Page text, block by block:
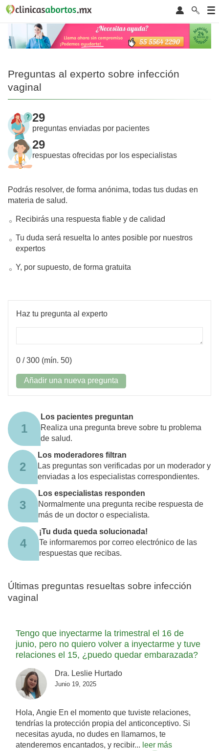
Preguntas al experto sobre infección
vaginal
29
preguntas enviadas por pacientes
29
respuestas ofrecidas por los especialistas
Podrás resolver, de forma anónima, todas tus dudas en
materia de salud.
Recibirás una respuesta fiable y de calidad
Tu duda será resuelta lo antes posible por nuestros
expertos
Y, por supuesto, de forma gratuita
Haz tu pregunta al experto
0 / 300 (mín. 50)
Añadir una nueva pregunta
1
Los pacientes preguntan
Realiza una pregunta breve sobre tu problema
de salud.
2
Los moderadores filtran
Las preguntas son verificadas por un moderador y
enviadas a los especialistas correspondientes.
3
Los especialistas responden
Normalmente una pregunta recibe respuesta de
más de un doctor o especialista.
4
¡Tu duda queda solucionada!
Te informaremos por correo electrónico de las
respuestas que recibas.
Últimas preguntas resueltas sobre infección
vaginal
Tengo que inyectarme la trimestral el 16 de
junio, pero no quiero volver a inyectarme y tuve
relaciones el 15, ¿puedo quedar embarazada?
Dra. Leslie Hurtado
Junio 19, 2025
Hola, Angie En el momento que tuviste relaciones,
tendrías la protección propia del anticonceptivo. Si
necesitas ayuda, no dudes en llamarnos, te
atenderemos encantados, y recibir... leer más